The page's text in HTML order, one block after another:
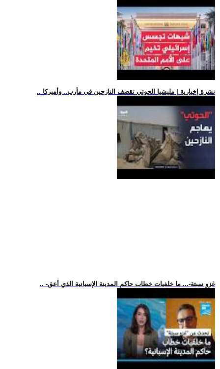
.. نشرة إخبارية | مليشيا الحوثي تقصف النازحين في مأرب.. وأميركا
.. -غزو سبتة-... ما خلفيات خطاب حاكم المدينة الإسبانية الذي أعق